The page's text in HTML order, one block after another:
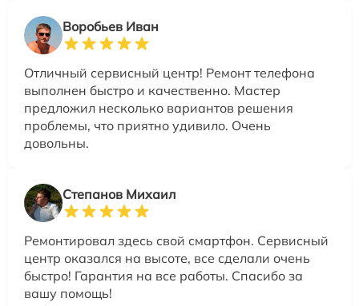
Воробьев Иван
Отличный сервисный центр! Ремонт телефона
выполнен быстро и качественно. Мастер
предложил несколько вариантов решения
проблемы, что приятно удивило. Очень
довольны.
Степанов Михаил
Ремонтировал здесь свой смартфон. Сервисный
центр оказался на высоте, все сделали очень
быстро! Гарантия на все работы. Спасибо за
вашу помощь!